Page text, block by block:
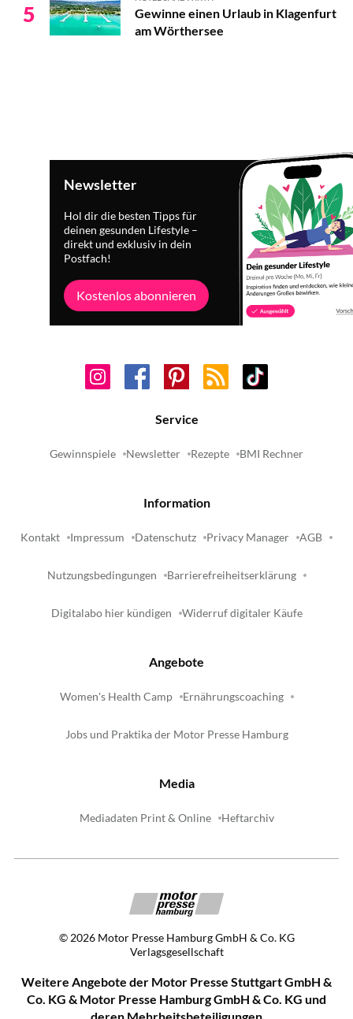
5
Gewinne einen Urlaub in Klagenfurt
am Wörthersee
Newsletter
Hol dir die besten Tipps für
deinen gesunden Lifestyle –
direkt und exklusiv in dein
Postfach!
Kostenlos abonnieren
Service
Gewinnspiele Newsletter Rezepte BMI Rechner
Information
Kontakt Impressum Datenschutz Privacy Manager AGB
Nutzungsbedingungen Barrierefreiheitserklärung
Digitalabo hier kündigen Widerruf digitaler Käufe
Angebote
Women's Health Camp Ernährungscoaching
Jobs und Praktika der Motor Presse Hamburg
Media
Mediadaten Print & Online Heftarchiv
© 2026 Motor Presse Hamburg GmbH & Co. KG
Verlagsgesellschaft
Weitere Angebote der Motor Presse Stuttgart GmbH &
Co. KG & Motor Presse Hamburg GmbH & Co. KG und